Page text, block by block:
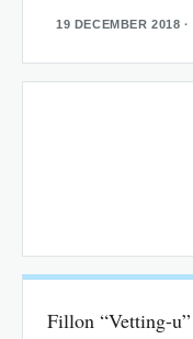
19 DECEMBER 2018
Fillon “Vetting-